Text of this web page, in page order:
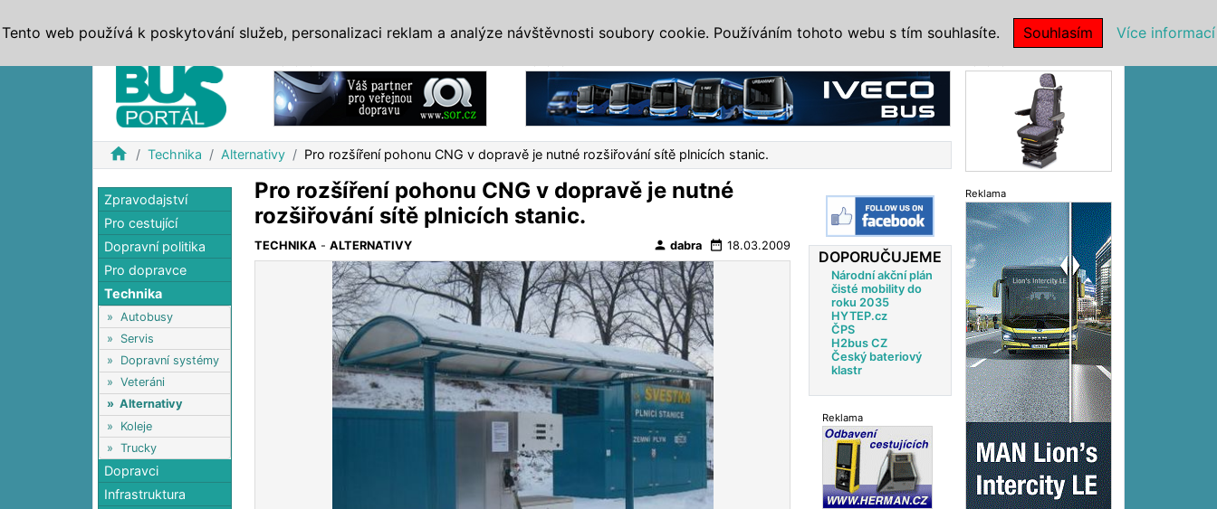
home Technika Alternativy Pro rozšíření pohonu CNG v dopravě je nutné rozšiřování sítě plnicích stanic.
Zpravodajství
Pro cestující
Dopravní politika
Pro dopravce
Technika
» Autobusy
» Servis
» Dopravní systémy
» Veteráni
» Alternativy
» Koleje
» Trucky
Dopravci
Infrastruktura
Pro rozšíření pohonu CNG v dopravě je nutné
rozšiřování sítě plnicích stanic.
TECHNIKA -ALTERNATIVY person dabra date_range 18.03.2009
DOPORUČUJEME
Národní akční plán
čisté mobility do
roku 2035
HYTEP.cz
ČPS
H2bus CZ
Český bateriový
klastr
Reklama
Reklama
Tento web používá k poskytování služeb, personalizaci reklam a analýze návštěvnosti soubory cookie. Používáním tohoto webu s tím souhlasíte. Souhlasím Více informací